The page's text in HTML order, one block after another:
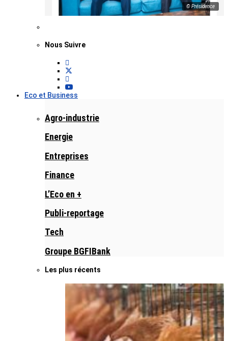
© Présidence
Nous Suivre
Eco et Business
Agro-industrie
Energie
Entreprises
Finance
L’Eco en +
Publi-reportage
Tech
Groupe BGFIBank
Les plus récents